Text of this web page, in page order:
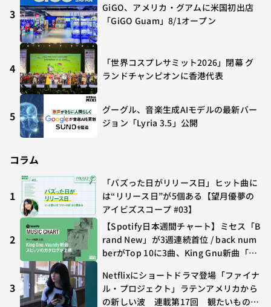
3
GiGO、アメリカ・グアムに米国初出店
「GiGO Guam」8/1オープン
4
「世界コスプレサミット2026」閉幕 グ
ランドチャンピオンに香港代表
5
グーグル、音楽生成AIモデルの最新バー
ジョン「Lyria 3.5」公開
コラム
1
「バズった日がリリース日」ヒット曲に
は“リリース日”が5個ある【望月優夢の
アイビズスコープ #03】
2
【Spotify日本週間チャート】ミセス「B
rand New」が3週連続首位 / back num
berがTop 10に3曲、King Gnu新曲「G
年7/24〜7/30
3
Netflixにショートドラマ登場「ファイナ
ル・プロジェクト」ラテンアメリカから
の新しい波 連載第17回 観たいものが